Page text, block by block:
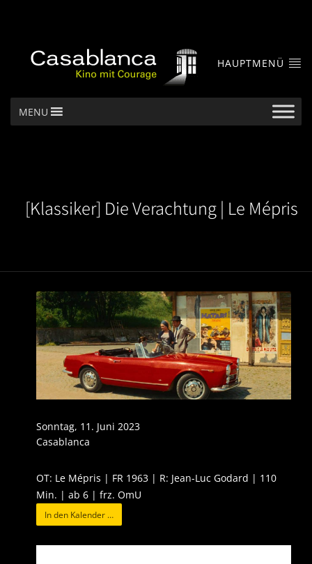
HAUPTMENÜ
MENU
[Klassiker] Die Verachtung | Le Mépris
Sonntag, 11. Juni 2023
Casablanca
OT: Le Mépris | FR 1963 | R: Jean-Luc Godard | 110
Min. | ab 6 | frz. OmU
In den Kalender …